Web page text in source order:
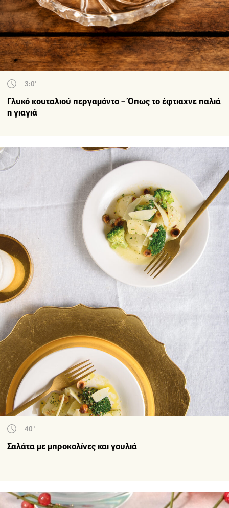
3:0'
Γλυκό κουταλιού περγαμόντο – Όπως το έφτιαχνε παλιά
η γιαγιά
40'
Σαλάτα με μπροκολίνες και γουλιά